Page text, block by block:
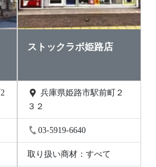
ストックラボ姫路店
兵庫県姫路市駅前町２
３２
03-5919-6640
取り扱い商材：すべて